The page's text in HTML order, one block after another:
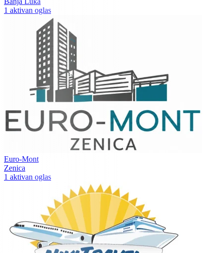
1 aktivan oglas
Euro-Mont
Zenica
1 aktivan oglas